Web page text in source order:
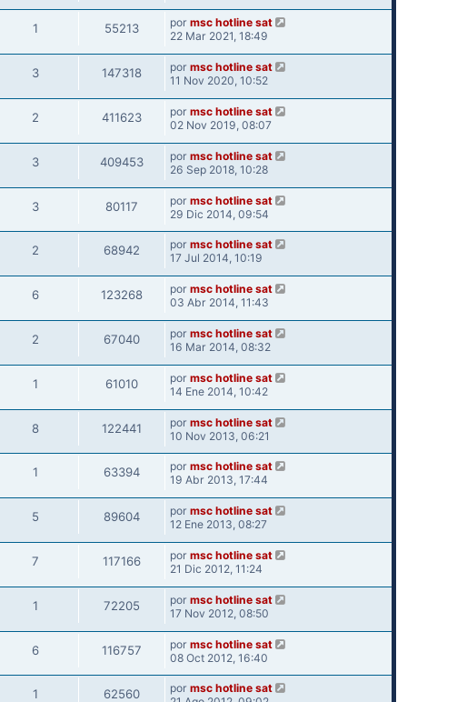
1 55213 por msc hotline sat
22 Mar 2021, 18:49
3 147318 por msc hotline sat
11 Nov 2020, 10:52
2 411623 por msc hotline sat
02 Nov 2019, 08:07
3 409453 por msc hotline sat
26 Sep 2018, 10:28
3 80117 por msc hotline sat
29 Dic 2014, 09:54
2 68942 por msc hotline sat
17 Jul 2014, 10:19
6 123268 por msc hotline sat
03 Abr 2014, 11:43
2 67040 por msc hotline sat
16 Mar 2014, 08:32
1 61010 por msc hotline sat
14 Ene 2014, 10:42
8 122441 por msc hotline sat
10 Nov 2013, 06:21
1 63394 por msc hotline sat
19 Abr 2013, 17:44
5 89604 por msc hotline sat
12 Ene 2013, 08:27
7 117166 por msc hotline sat
21 Dic 2012, 11:24
1 72205 por msc hotline sat
17 Nov 2012, 08:50
6 116757 por msc hotline sat
08 Oct 2012, 16:40
1 62560 por msc hotline sat